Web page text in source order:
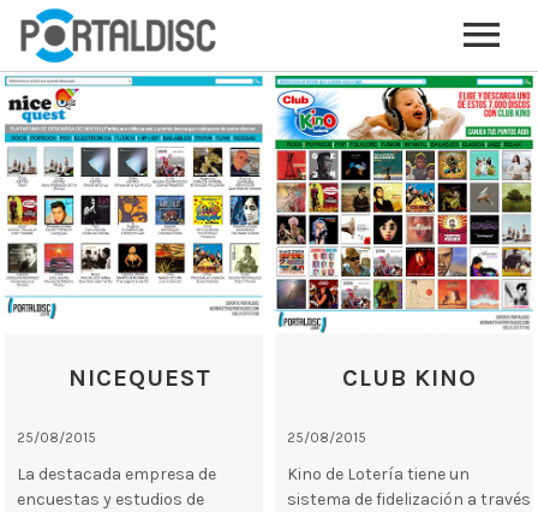
INICIO
PUBLICAR CONTENIDO (GRATIS)
OTROS SERVICIOS (OPCIONALES)
ENVIO DE MÚSICA A RADIOS
PORTALTICKETS, LA TICKETERA DE PORTALDISC
TARJETAS DE DESCARGA / STREAMING
ACCIONES CON MARCAS
NICEQUEST
25/08/2015
La destacada empresa de
encuestas y estudios de
CLUB KINO
25/08/2015
Kino de Lotería tiene un
sistema de fidelización a través